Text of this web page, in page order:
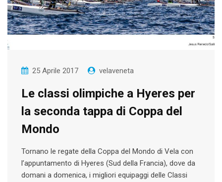
25 Aprile 2017 velaveneta
Le classi olimpiche a Hyeres per
la seconda tappa di Coppa del
Mondo
Tornano le regate della Coppa del Mondo di Vela con
l’appuntamento di Hyeres (Sud della Francia), dove da
domani a domenica, i migliori equipaggi delle Classi